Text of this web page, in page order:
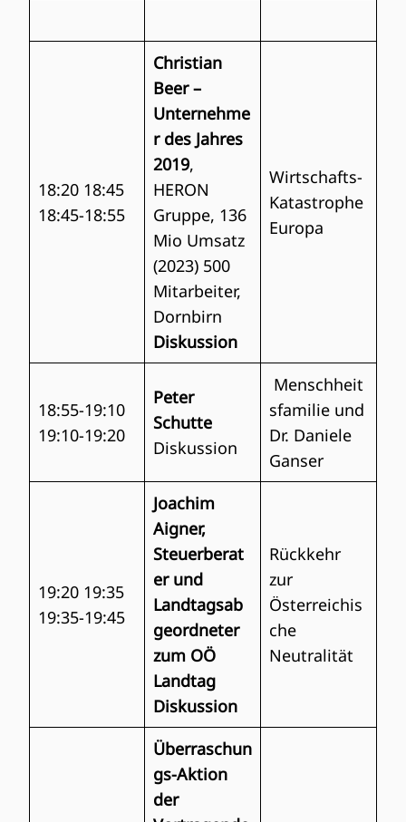
18:20 18:45
18:45-18:55
Christian
Beer –
Unternehme
r des Jahres
2019,
HERON
Gruppe, 136
Mio Umsatz
(2023) 500
Mitarbeiter,
Dornbirn
Diskussion
Wirtschafts-
Katastrophe
Europa
18:55-19:10
19:10-19:20
Peter
Schutte
Diskussion
Menschheit
sfamilie und
Dr. Daniele
Ganser
19:20 19:35
19:35-19:45
Joachim
Aigner,
Steuerberat
er und
Landtagsab
geordneter
zum OÖ
Landtag
Diskussion
Rückkehr
zur
Österreichis
che
Neutralität
Überraschun
gs-Aktion
der